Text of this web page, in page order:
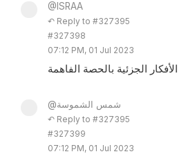
@ISRAA
↶ Reply to #327395
#327398
07:12 PM, 01 Jul 2023
الأفكار الجزئية بالحصة الفاهمة
@شمس الشموسة
↶ Reply to #327395
#327399
07:12 PM, 01 Jul 2023